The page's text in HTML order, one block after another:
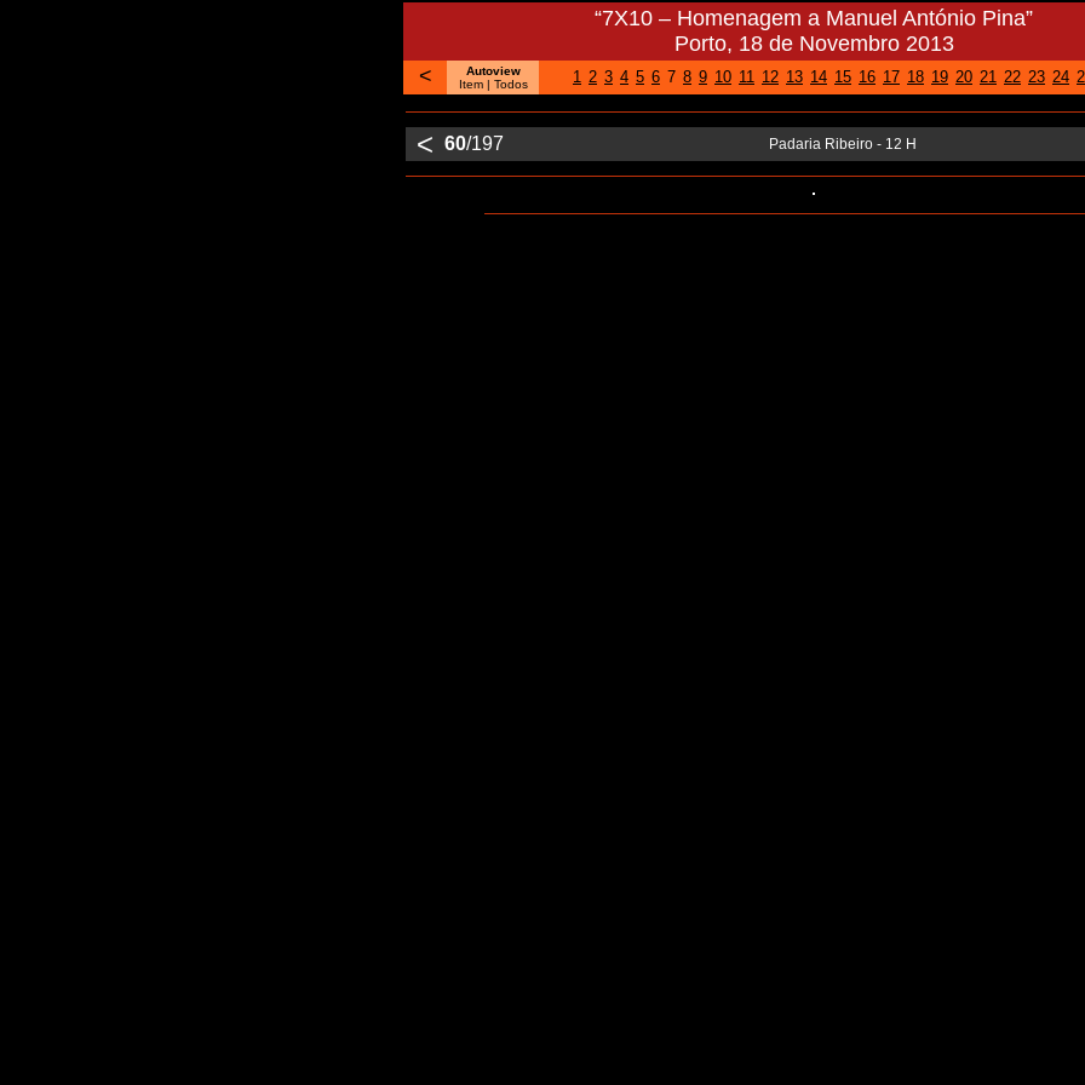
“7X10 – Homenagem a Manuel António Pina”
Porto, 18 de Novembro 2013
<
Autoview
Item| Todos 1 2 3 4 5 6 7 8 9 10 11 12 13 14 15 16 17 18 19 20 21 22 23 24
< 60/197 Padaria Ribeiro - 12 H